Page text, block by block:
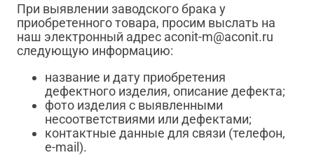
При выявлении заводского брака у
приобретенного товара, просим выслать на
наш электронный адрес aconit-m@aconit.ru
следующую информацию:
название и дату приобретения
дефектного изделия, описание дефекта;
фото изделия с выявленными
несоответствиями или дефектами;
контактные данные для связи (телефон,
e-mail).